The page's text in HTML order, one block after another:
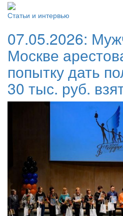
Статьи и интервью
07.05.2026:
Москве
попытку дать
30 тыс. руб.